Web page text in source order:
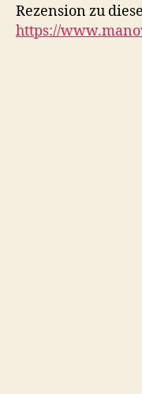
Rezension zu
https://